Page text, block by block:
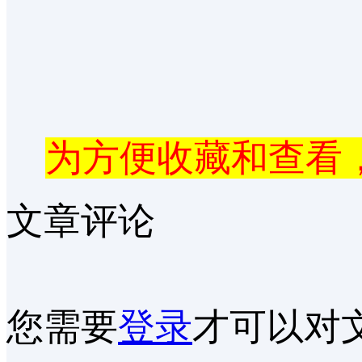
为方便收藏和查看
文章评论
您需要登录才可以对